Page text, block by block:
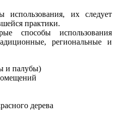
использования, их следует
практики.
способы использования
региональные и
и палубы)
дерева